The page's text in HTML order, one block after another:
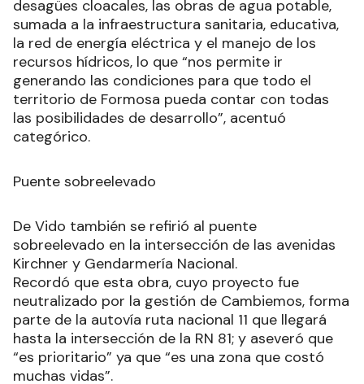
desagües cloacales, las obras de agua potable,
sumada a la infraestructura sanitaria, educativa,
la red de energía eléctrica y el manejo de los
recursos hídricos, lo que “nos permite ir
generando las condiciones para que todo el
territorio de Formosa pueda contar con todas
las posibilidades de desarrollo”, acentuó
categórico.
Puente sobreelevado
De Vido también se refirió al puente
sobreelevado en la intersección de las avenidas
Kirchner y Gendarmería Nacional.
Recordó que esta obra, cuyo proyecto fue
neutralizado por la gestión de Cambiemos, forma
parte de la autovía ruta nacional 11 que llegará
hasta la intersección de la RN 81; y aseveró que
“es prioritario” ya que “es una zona que costó
muchas vidas”.